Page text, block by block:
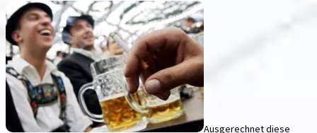
Ausgerechnet diese